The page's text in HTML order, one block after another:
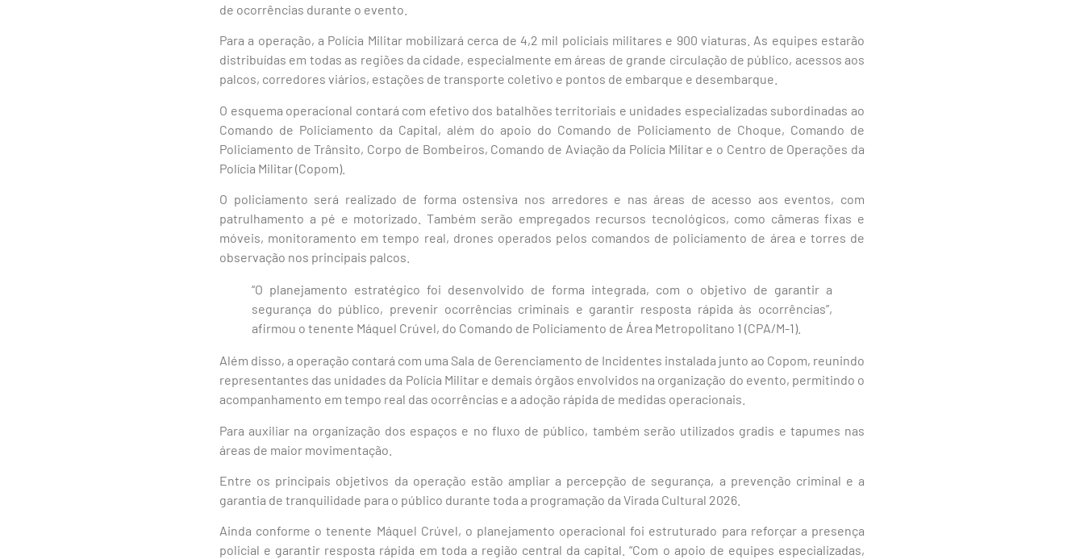
de ocorrências durante o evento.
Para a operação, a Polícia Militar mobilizará cerca de 4,2 mil policiais militares e 900 viaturas. As equipes estarão
distribuídas em todas as regiões da cidade, especialmente em áreas de grande circulação de público, acessos aos
palcos, corredores viários, estações de transporte coletivo e pontos de embarque e desembarque.
O esquema operacional contará com efetivo dos batalhões territoriais e unidades especializadas subordinadas ao
Comando de Policiamento da Capital, além do apoio do Comando de Policiamento de Choque, Comando de
Policiamento de Trânsito, Corpo de Bombeiros, Comando de Aviação da Polícia Militar e o Centro de Operações da
Polícia Militar (Copom).
O policiamento será realizado de forma ostensiva nos arredores e nas áreas de acesso aos eventos, com
patrulhamento a pé e motorizado. Também serão empregados recursos tecnológicos, como câmeras fixas e
móveis, monitoramento em tempo real, drones operados pelos comandos de policiamento de área e torres de
observação nos principais palcos.
“O planejamento estratégico foi desenvolvido de forma integrada, com o objetivo de garantir a
segurança do público, prevenir ocorrências criminais e garantir resposta rápida às ocorrências”,
afirmou o tenente Máquel Crúvel, do Comando de Policiamento de Área Metropolitano 1 (CPA/M-1).
Além disso, a operação contará com uma Sala de Gerenciamento de Incidentes instalada junto ao Copom, reunindo
representantes das unidades da Polícia Militar e demais órgãos envolvidos na organização do evento, permitindo o
acompanhamento em tempo real das ocorrências e a adoção rápida de medidas operacionais.
Para auxiliar na organização dos espaços e no fluxo de público, também serão utilizados gradis e tapumes nas
áreas de maior movimentação.
Entre os principais objetivos da operação estão ampliar a percepção de segurança, a prevenção criminal e a
garantia de tranquilidade para o público durante toda a programação da Virada Cultural 2026.
Ainda conforme o tenente Máquel Crúvel, o planejamento operacional foi estruturado para reforçar a presença
policial e garantir resposta rápida em toda a região central da capital. “Com o apoio de equipes especializadas,